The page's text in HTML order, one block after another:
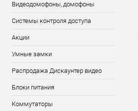
Видеодомофоны, домофоны
Системы контроля доступа
Акции
Умные замки
Распродажа Дискаунтер видео
Блоки питания
Коммутаторы